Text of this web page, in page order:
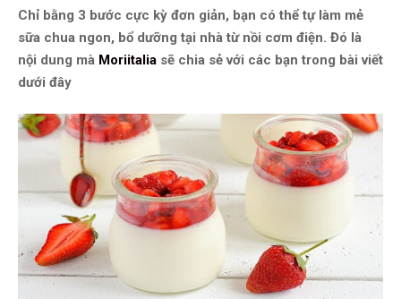
Chỉ bằng 3 bước cực kỳ đơn giản, bạn có thể tự làm mẻ
sữa chua ngon, bổ dưỡng tại nhà từ nồi cơm điện. Đó là
nội dung mà Moriitalia sẽ chia sẻ với các bạn trong bài viết
dưới đây